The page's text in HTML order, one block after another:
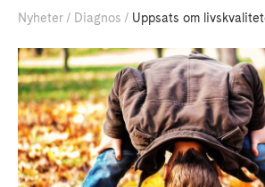
Nyheter Diagnos